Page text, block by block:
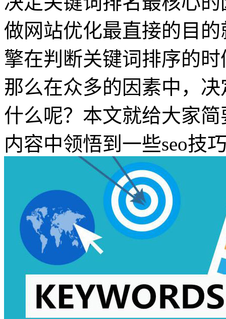
做网站优化最直接的目
擎在判断关键词排序的
那么在众多的因素中，
什么呢？本文就给大家
内容中领悟到一些seo技